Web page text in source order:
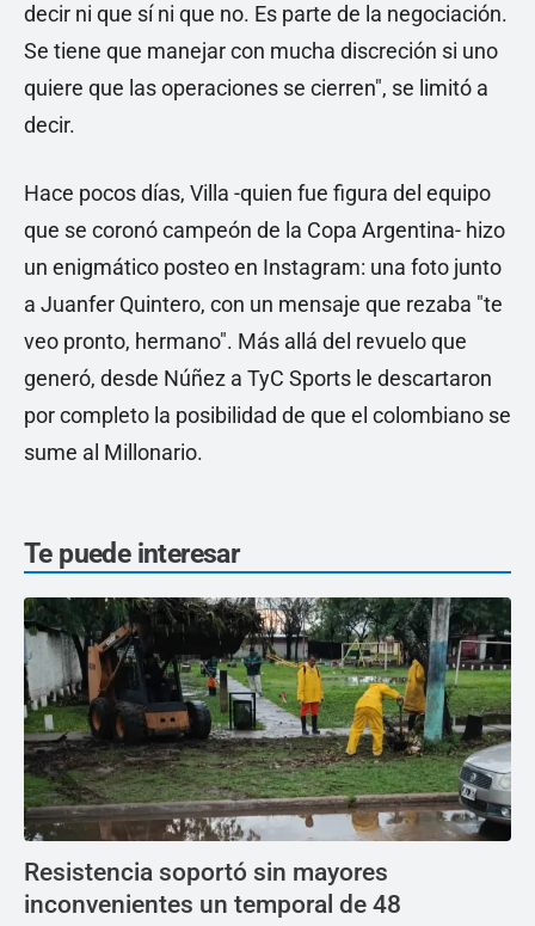
decir ni que sí ni que no. Es parte de la negociación.
Se tiene que manejar con mucha discreción si uno
quiere que las operaciones se cierren", se limitó a
decir.
Hace pocos días, Villa -quien fue figura del equipo
que se coronó campeón de la Copa Argentina- hizo
un enigmático posteo en Instagram: una foto junto
a Juanfer Quintero, con un mensaje que rezaba "te
veo pronto, hermano". Más allá del revuelo que
generó, desde Núñez a TyC Sports le descartaron
por completo la posibilidad de que el colombiano se
sume al Millonario.
Te puede interesar
Resistencia soportó sin mayores
inconvenientes un temporal de 48